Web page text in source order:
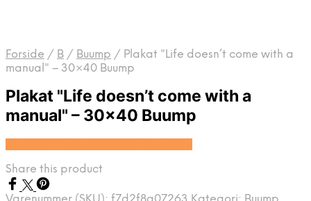
Forside / B / Buump / Plakat "Life doesn’t come with a
manual" – 30×40 Buump
Plakat "Life doesn’t come with a
manual" – 30×40 Buump
Share this product